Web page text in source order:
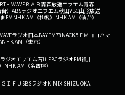
WAVEＲＡＢ青森放送エフエム青森
） ABSラジオエフエム秋田YBC山形放送
FMNHK AM（札幌） NHK AM（仙台）
ラジオ日本BAYFM78NACK5 ＦＭヨコハマ
NHK AM（東京）
ジオエフエム石川FBCラジオFM福井
NHK AM（名古屋）
ＧＩＦＵ SBSラジオK-MIX SHIZUOKA